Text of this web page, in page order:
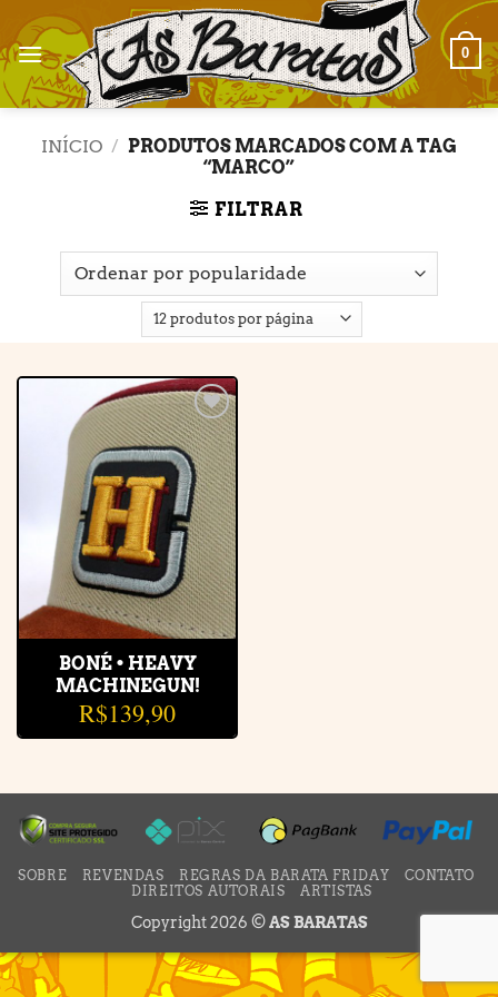
to
content
0
INÍCIO / PRODUTOS MARCADOS COM A TAG
“MARCO”
FILTRAR
Adicionar
à lista de
desejos
BONÉ • HEAVY
MACHINEGUN!
R$139,90
SOBRE REVENDAS REGRAS DA BARATA FRIDAY
CONTATO
DIREITOS AUTORAIS
ARTISTAS
Copyright 2026 ©AS BARATAS